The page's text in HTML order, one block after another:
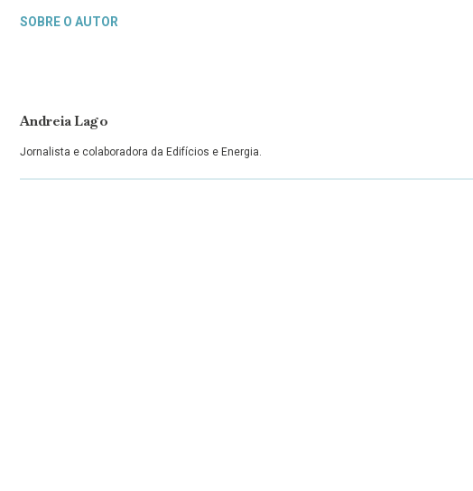
SOBRE O AUTOR
Andreia Lago
Jornalista e colaboradora da Edifícios e Energia.